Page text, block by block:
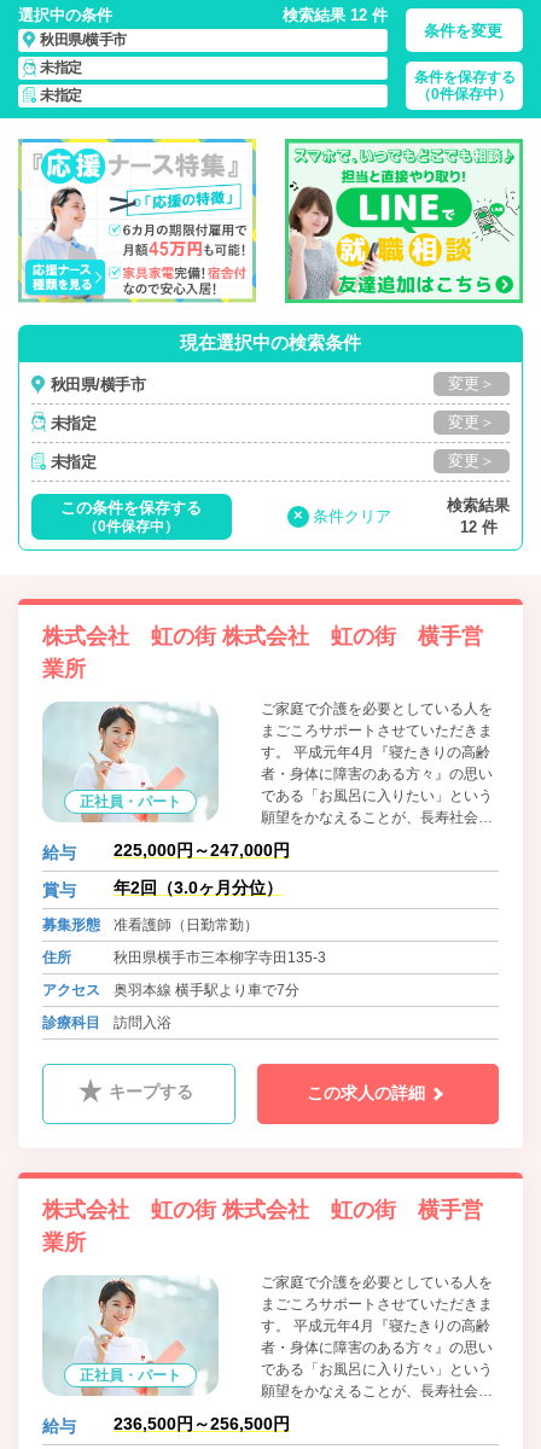
選択中の条件 検索結果 12 件
秋田県/横手市
未指定
未指定
条件を変更
条件を保存する
（0件保存中）
秋田県/横手市/正社員・パート・応援ナース・派遣の 看護師求
人・派遣・転職・募集一覧
現在選択中の検索条件
秋田県/横手市 変更＞
未指定 変更＞
未指定 変更＞
この条件を保存する
（0件保存中）
× 条件クリア
検索結果
12 件
株式会社 虹の街 株式会社 虹の街 横手営
業所
正社員・パート
ご家庭で介護を必要としている人を
まごころサポートさせていただきま
す。 平成元年4月『寝たきりの高齢
者・身体に障害のある方々』の思い
である「お風呂に入りたい」という
願望をかなえることが、長寿社会に
おける老人福祉サービスの充実を目
指す私たちの使命であるとの信念か
ら、急速に進む日本の高齢化社会に
おける福祉サービスの中から在宅福
力」と「時間」を必要とする「訪問
入浴サービス」を広く必要としてい
る方々に提供していくために、「株
た。
給与 225,000円～247,000円
賞与 年2回（3.0ヶ月分位）
募集形態
准看護師（日勤常勤）
住所
秋田県横手市三本柳字寺田135-3
アクセス
奥羽本線 横手駅より車で7分
診療科目
訪問入浴
キープする この求人の詳細
株式会社 虹の街 株式会社 虹の街 横手営
業所
正社員・パート
ご家庭で介護を必要としている人を
まごころサポートさせていただきま
す。 平成元年4月『寝たきりの高齢
者・身体に障害のある方々』の思い
である「お風呂に入りたい」という
願望をかなえることが、長寿社会に
おける老人福祉サービスの充実を目
指す私たちの使命であるとの信念か
給与 236,500円～256,500円